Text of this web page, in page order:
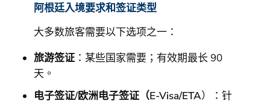
阿根廷入境要求和签证类型
大多数旅客需要以下选项之一：
旅游签证 ：某些国家需要；有效期最长 90
天。
电子签证/欧洲电子签证（E-Visa/ETA）：针